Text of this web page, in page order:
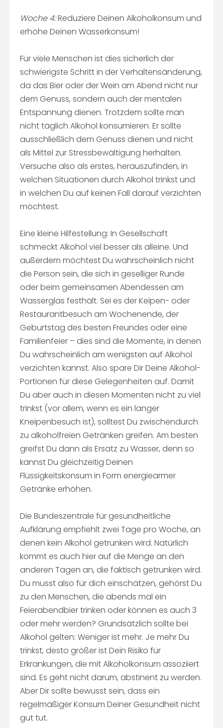
Woche 4:Reduziere Deinen Alkoholkonsum und
erhöhe Deinen Wasserkonsum!
Für viele Menschen ist dies sicherlich der
schwierigste Schritt in der Verhaltensänderung,
da das Bier oder der Wein am Abend nicht nur
dem Genuss, sondern auch der mentalen
Entspannung dienen. Trotzdem sollte man
nicht täglich Alkohol konsumieren. Er sollte
ausschließlich dem Genuss dienen und nicht
als Mittel zur Stressbewältigung herhalten.
Versuche also als erstes, herauszufinden, in
welchen Situationen durch Alkohol trinkst und
in welchen Du auf keinen Fall darauf verzichten
möchtest.
Eine kleine Hilfestellung: In Gesellschaft
schmeckt Alkohol viel besser als alleine. Und
außerdem möchtest Du wahrscheinlich nicht
die Person sein, die sich in geselliger Runde
oder beim gemeinsamen Abendessen am
Wasserglas festhält. Sei es der Keipen- oder
Restaurantbesuch am Wochenende, der
Geburtstag des besten Freundes oder eine
Familienfeier – dies sind die Momente, in denen
Du wahrscheinlich am wenigsten auf Alkohol
verzichten kannst. Also spare Dir Deine Alkohol-
Portionen für diese Gelegenheiten auf. Damit
Du aber auch in diesen Momenten nicht zu viel
trinkst (vor allem, wenn es ein langer
Kneipenbesuch ist), solltest Du zwischendurch
zu alkoholfreien Getränken greifen. Am besten
greifst Du dann als Ersatz zu Wasser, denn so
kannst Du gleichzeitig Deinen
Flüssigkeitskonsum in Form energiearmer
Getränke erhöhen.
Die Bundeszentrale für gesundheitliche
Aufklärung empfiehlt zwei Tage pro Woche, an
denen kein Alkohol getrunken wird. Natürlich
kommt es auch hier auf die Menge an den
anderen Tagen an, die faktisch getrunken wird.
Du musst also für dich einschätzen, gehörst Du
zu den Menschen, die abends mal ein
Feierabendbier trinken oder können es auch 3
oder mehr werden? Grundsätzlich sollte bei
Alkohol gelten: Weniger ist mehr. Je mehr Du
trinkst, desto größer ist Dein Risiko für
Erkrankungen, die mit Alkoholkonsum assoziiert
sind. Es geht nicht darum, abstinent zu werden.
Aber Dir sollte bewusst sein, dass ein
regelmäßiger Konsum Deiner Gesundheit nicht
gut tut.